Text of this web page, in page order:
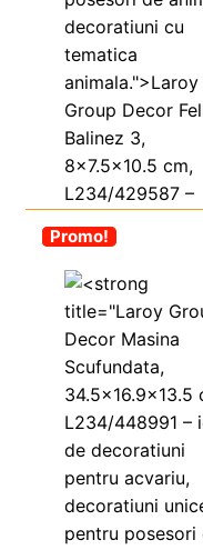
-30%
Promo!